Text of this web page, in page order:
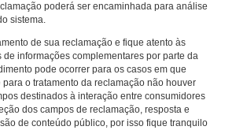
poderá ser encaminhada para análise
sistema.
de sua reclamação e fique atento às
informações complementares por parte da
pode ocorrer para os casos em que
o tratamento da reclamação não houver
destinados à interação entre consumidores
dos campos de reclamação, resposta e
de conteúdo público, por isso fique tranquilo